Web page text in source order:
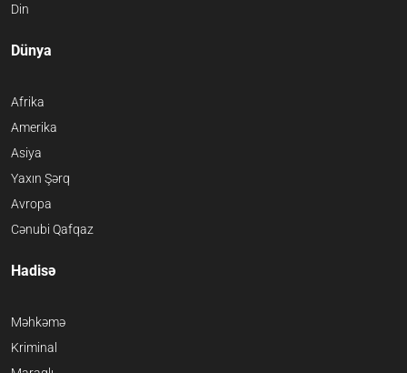
Din
Dünya
Afrika
Amerika
Asiya
Yaxın Şərq
Avropa
Cənubi Qafqaz
Hadisə
Məhkəmə
Kriminal